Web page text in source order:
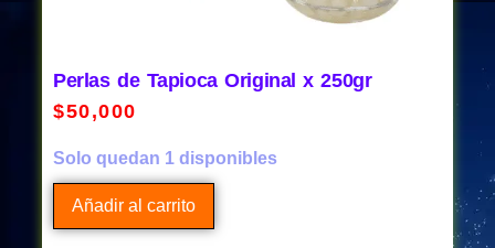
Perlas de Tapioca Original x 250gr
$50,000
Solo quedan 1 disponibles
Añadir al carrito